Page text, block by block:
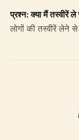
प्रश्न: क्या मैं तस्वीरें
लोगों की तस्वीरें लेने